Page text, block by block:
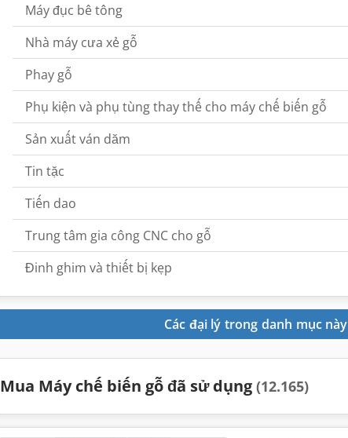
Máy đục bê tông
Nhà máy cưa xẻ gỗ
Phay gỗ
Phụ kiện và phụ tùng thay thế cho máy chế biến gỗ
Sản xuất ván dăm
Tin tặc
Tiến dao
Trung tâm gia công CNC cho gỗ
Đinh ghim và thiết bị kẹp
Các đại lý trong danh mục này
Mua Máy chế biến gỗ đã sử dụng (12.165)